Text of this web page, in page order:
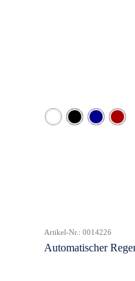
Artikel-Nr.: 0014226
Automatischer